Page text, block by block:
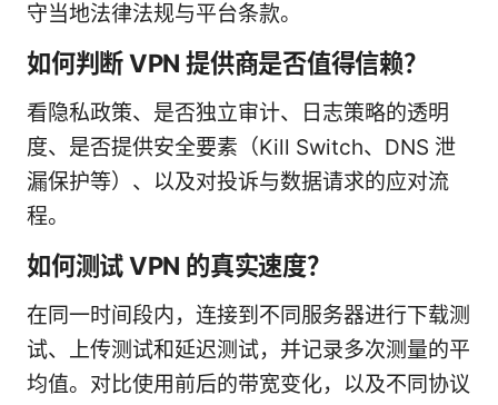
守当地法律法规与平台条款。
如何判断 VPN 提供商是否值得信赖？
看隐私政策、是否独立审计、日志策略的透明
度、是否提供安全要素（Kill Switch、DNS 泄
漏保护等）、以及对投诉与数据请求的应对流
程。
如何测试 VPN 的真实速度？
在同一时间段内，连接到不同服务器进行下载测
试、上传测试和延迟测试，并记录多次测量的平
均值。对比使用前后的带宽变化，以及不同协议